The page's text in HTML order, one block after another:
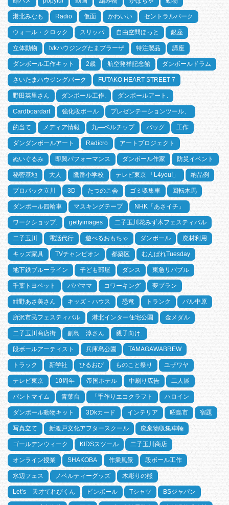
港北みなも Radio 仮面 かわいい セントラルパーク
ウォール・クロック スリッパ 自由空間ほっと 銀座
立体動物 tvkハウジングたまプラーザ 特注製品 講座
ダンボール工作キット 2歳 航空発祥記念館 ダンボールドラム
さいたまハウジングパーク FUTAKO HEART STREET 7
野田英里さん ダンボール工作. ダンボールアート.
Cardboardart 強化段ボール プレゼンテーションツール、
的当て メディア情報 九―ベルチップ バッグ 工作
ダンダンボールアート Radicro アートプロジェクト
ぬいぐるみ 即興パフォーマンス ダンボール作家 防災イベント
秘密基地 大人 鷹番小学校 テレビ東京 「L4you!」 納品例
プロパック立川 3D たつのこ会 ゴミ収集車 回転木馬
ダンボール四輪車 マスキングテープ NHK「あさイチ」
ワークショップ. gettyimages 二子玉川花みず木フェスティバル
二子玉川 電話代行 遊べるおもちゃ ダンボール 廃材利用
キッズ家具 TVチャンピオン 都築区 むんぱれTuesday
地下鉄ブルーライン 子ども部屋 ダンス 東急リバブル
千葉トヨペット パパママ コワーキング 夢プラン
紺野あさ美さん キッズ・ハウス 恐竜 トランク パル中原
所沢市民フェスティバル 港北インター住宅公園 金メダル
二子玉川商店街 副島 淳さん 親子向け.
段ボールアーティスト 兵庫島公園 TAMAGAWABREW
トラック 新学社 ひるおび ものこと祭り ユザワヤ
テレビ東京 10周年 帝国ホテル 中刷り広告 二人展
パントマイム 青葉台 「手作りエコクラフト ハロイン
ダンボール動物キット 3Dkカード インテリア 昭島市 宿題
写真立て 新渡戸文化アフタースクール 廃棄物収集車輛
ゴールデンウィーク KIDSスツール 二子玉川商店
オンライン授業 SHAKOBA 作業風景 段ボール工作
水辺フェス ノベルティーグッズ 木彫りの熊
Let’s 天才てれびくん ピンボール Tシャツ BSジャパン